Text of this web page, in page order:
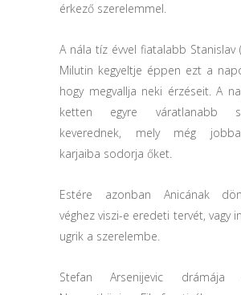
érkező szerelemmel.
A nála tíz évvel fiatalabb Stanislav
Milutin kegyeltje éppen ezt a
hogy megvallja neki érzéseit. A
ketten egyre váratlanabb
keverednek, mely még
karjaiba sodorja őket.
Estére azonban Anicának
véghez viszi-e eredeti tervét, vagy
ugrik a szerelembe.
Stefan Arsenijevic